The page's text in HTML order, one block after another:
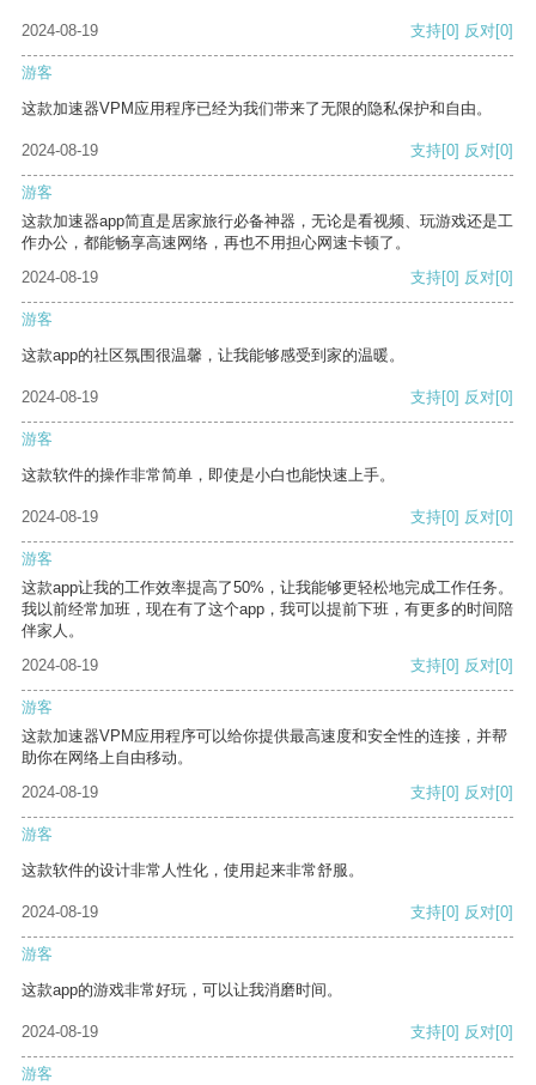
2024-08-19 支持[0] 反对[0]
游客
这款加速器VPM应用程序已经为我们带来了无限的隐私保护和自由。
2024-08-19 支持[0] 反对[0]
游客
这款加速器app简直是居家旅行必备神器，无论是看视频、玩游戏还是工
作办公，都能畅享高速网络，再也不用担心网速卡顿了。
2024-08-19
支持[0] 反对[0]
游客
这款app的社区氛围很温馨，让我能够感受到家的温暖。
2024-08-19 支持[0] 反对[0]
游客
这款软件的操作非常简单，即使是小白也能快速上手。
2024-08-19 支持[0] 反对[0]
游客
这款app让我的工作效率提高了50%，让我能够更轻松地完成工作任务。
我以前经常加班，现在有了这个app，我可以提前下班，有更多的时间陪
伴家人。
2024-08-19
支持[0] 反对[0]
游客
这款加速器VPM应用程序可以给你提供最高速度和安全性的连接，并帮
助你在网络上自由移动。
2024-08-19
支持[0] 反对[0]
游客
这款软件的设计非常人性化，使用起来非常舒服。
2024-08-19 支持[0] 反对[0]
游客
这款app的游戏非常好玩，可以让我消磨时间。
2024-08-19 支持[0] 反对[0]
游客